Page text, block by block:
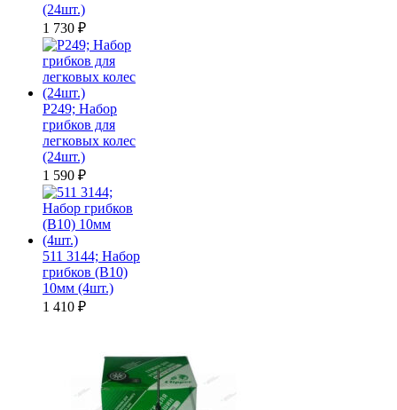
(24шт.)
1 730 ₽
P249; Набор
грибков для
легковых колес
(24шт.)
1 590 ₽
511 3144; Набор
грибков (B10)
10мм (4шт.)
1 410 ₽